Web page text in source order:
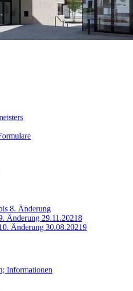
8. Änderung
Änderung 29.11.20218
Änderung 30.08.20219
Informationen